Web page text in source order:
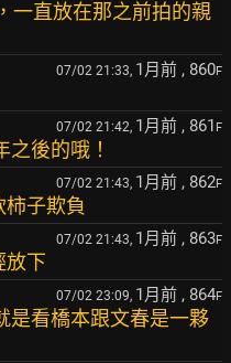
一直放在那之前拍的親
07/02 21:33, 1月前 , 860F
07/02 21:42, 1月前 , 861 F
後的哦！
07/02 21:43, 1月前 , 862F
子欺負
07/02 21:43, 1月前 , 863F
放下
07/02 23:09, 1月前 , 864F
是看橋本跟文春是一夥